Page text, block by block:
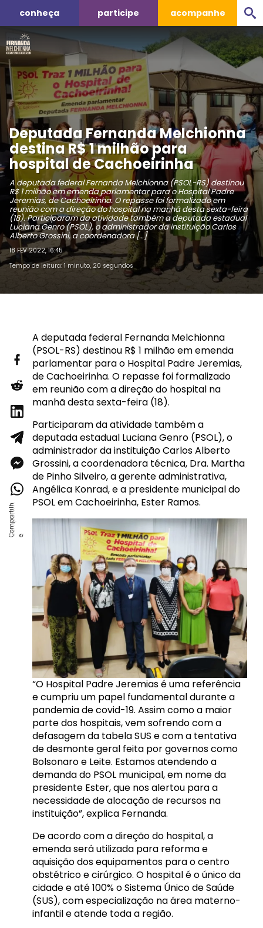
conheça participe acompanhe
Deputada Fernanda Melchionna
destina R$ 1 milhão para
hospital de Cachoeirinha
A deputada federal Fernanda Melchionna (PSOL-RS) destinou
R$ 1 milhão em emenda parlamentar para o Hospital Padre
Jeremias, de Cachoeirinha. O repasse foi formalizado em
reunião com a direção do hospital na manhã desta sexta-feira
(18). Participaram da atividade também a deputada estadual
Luciana Genro (PSOL), o administrador da instituição Carlos
Alberto Grossini, a coordenadora […]
18 FEV 2022, 16:45
Tempo de leitura: 1 minuto, 20 segundos
A deputada federal Fernanda Melchionna
(PSOL-RS) destinou R$ 1 milhão em emenda
parlamentar para o Hospital Padre Jeremias,
de Cachoeirinha. O repasse foi formalizado
em reunião com a direção do hospital na
manhã desta sexta-feira (18).
Participaram da atividade também a
deputada estadual Luciana Genro (PSOL), o
administrador da instituição Carlos Alberto
Grossini, a coordenadora técnica, Dra. Martha
de Pinho Silveiro, a gerente administrativa,
Angélica Konrad, e a presidente municipal do
PSOL em Cachoeirinha, Ester Ramos.
“O Hospital Padre Jeremias é uma referência
e cumpriu um papel fundamental durante a
pandemia de covid-19. Assim como a maior
parte dos hospitais, vem sofrendo com a
defasagem da tabela SUS e com a tentativa
de desmonte geral feita por governos como
Bolsonaro e Leite. Estamos atendendo a
demanda do PSOL municipal, em nome da
presidente Ester, que nos alertou para a
necessidade de alocação de recursos na
instituição”, explica Fernanda.
De acordo com a direção do hospital, a
emenda será utilizada para reforma e
aquisição dos equipamentos para o centro
obstétrico e cirúrgico. O hospital é o único da
cidade e até 100% o Sistema Único de Saúde
(SUS), com especialização na área materno-
infantil e atende toda a região.